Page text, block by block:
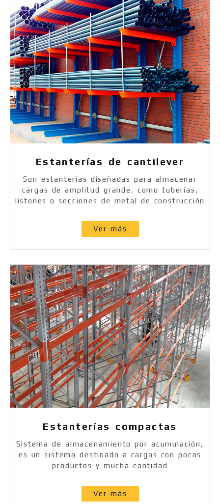
Estanterías de cantilever
Son estanterías diseñadas para almacenar
cargas de amplitud grande, como tuberías,
listones o secciones de metal de construcción
Ver más
Estanterías compactas
Sistema de almacenamiento por acumulación,
es un sistema destinado a cargas con pocos
productos y mucha cantidad
Ver más